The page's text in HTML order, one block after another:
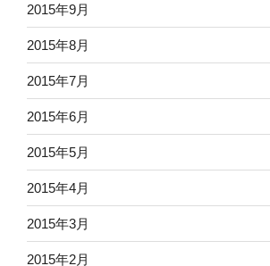
2015年9月
2015年8月
2015年7月
2015年6月
2015年5月
2015年4月
2015年3月
2015年2月